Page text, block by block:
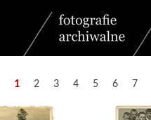
1 2 3 4 5 6 7